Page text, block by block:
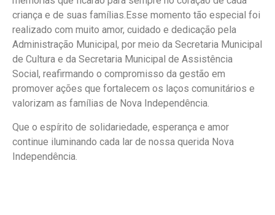
criança e de suas famílias.Esse momento tão especial foi
realizado com muito amor, cuidado e dedicação pela
Administração Municipal, por meio da Secretaria Municipal
de Cultura e da Secretaria Municipal de Assistência
Social, reafirmando o compromisso da gestão em
promover ações que fortalecem os laços comunitários e
valorizam as famílias de Nova Independência.
Que o espírito de solidariedade, esperança e amor
continue iluminando cada lar de nossa querida Nova
Independência.